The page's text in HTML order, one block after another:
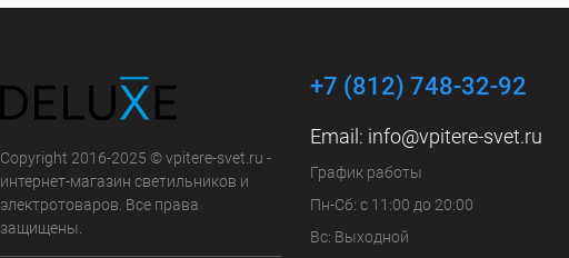
Copyright 2016-2025 © vpitere-svet.ru -
интернет-магазин светильников и
электротоваров. Все права
защищены.
+7 (812) 748-32-92
Email: info@vpitere-svet.ru
График работы
Пн-Сб: с 11:00 до 20:00
Вс: Выходной